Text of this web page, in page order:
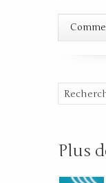
Plus